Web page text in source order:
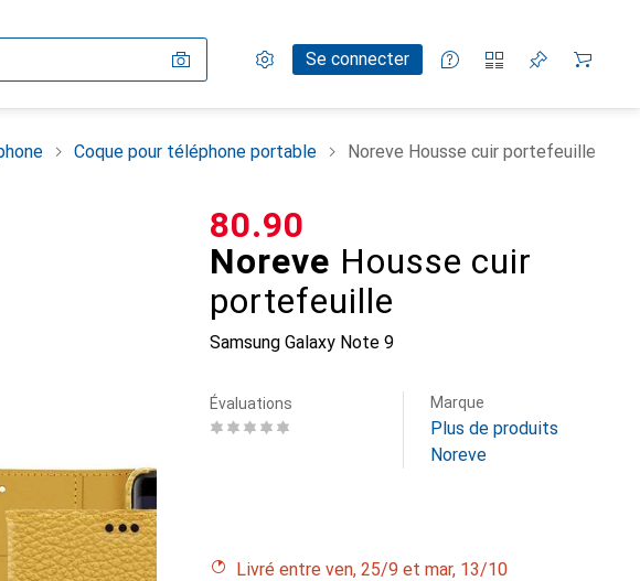
Paramètres
Compte clientSe connecter
Listes de comparaison
Listes d'envies
Panier
Coque pour téléphone portable Noreve Housse cuir portefeuille
Noreve Housse cuir
portefeuille
Samsung Galaxy Note 9
CHF
80.90
Évaluations Marque
Plus de produits
Noreve
Livré entre ven, 25/9 et mar, 13/10